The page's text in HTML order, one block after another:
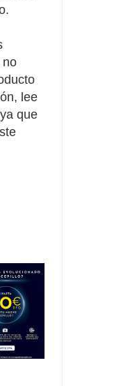
no
lee
que